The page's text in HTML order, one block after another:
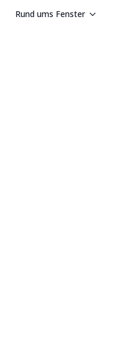
Rund ums Fenster